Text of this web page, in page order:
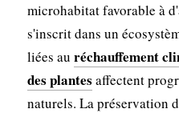
microhabitat favorable à
s'inscrit dans un
liées au réchauffement
des plantes affectent
naturels. La préservation